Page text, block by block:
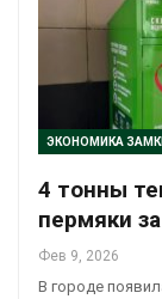
4 тонны
пермяки
Фев 9, 2026
В городе